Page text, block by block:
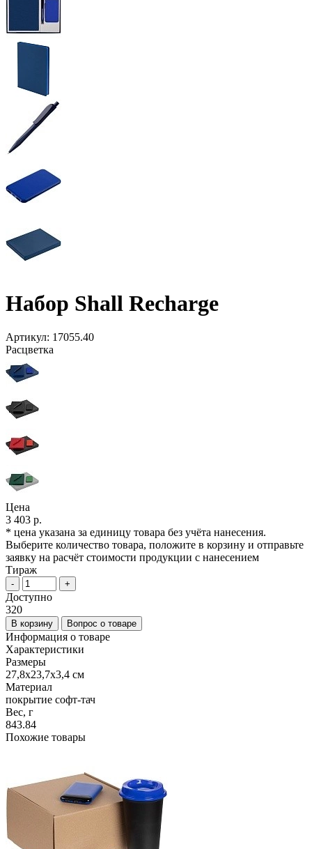
Набор Shall Recharge
Артикул: 17055.40
Расцветка
Цена
3 403 р.
* цена указана за единицу товара без учёта нанесения.
Выберите количество товара, положите в корзину и отправьте
заявку на расчёт стоимости продукции с нанесением
Тираж
- +
Доступно
320
В корзину Вопрос о товаре
Информация о товаре
Характеристики
Размеры
27,8х23,7х3,4 см
Материал
покрытие софт-тач
Вес, г
843.84
Похожие товары